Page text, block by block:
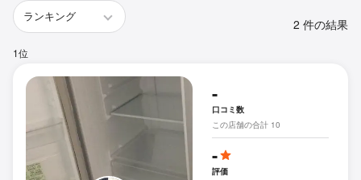
2 件の結果
1位
-
口コミ数
この店舗の合計 10
-
評価